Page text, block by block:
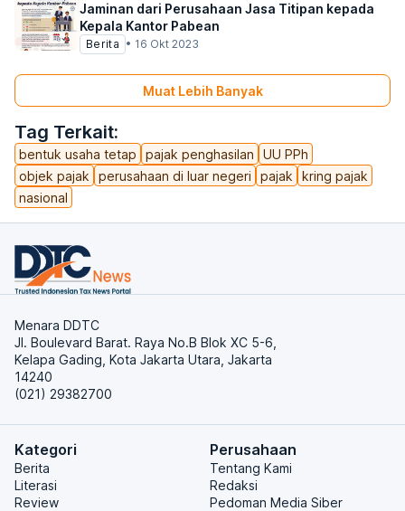
Tag Terkait:
bentuk usaha tetap pajak penghasilan
UU PPh
objek pajak
perusahaan di luar negeri pajak
kring pajak
nasional
Jaminan dari Perusahaan Jasa Titipan kepada
Kepala Kantor Pabean
Berita • 16 Okt 2023
Muat Lebih Banyak
Menara DDTC
Jl. Boulevard Barat. Raya No.B Blok XC 5-6,
Kelapa Gading, Kota Jakarta Utara, Jakarta
14240
(021) 29382700
Kategori
Berita
Literasi
Review
Perusahaan
Tentang Kami
Redaksi
Pedoman Media Siber